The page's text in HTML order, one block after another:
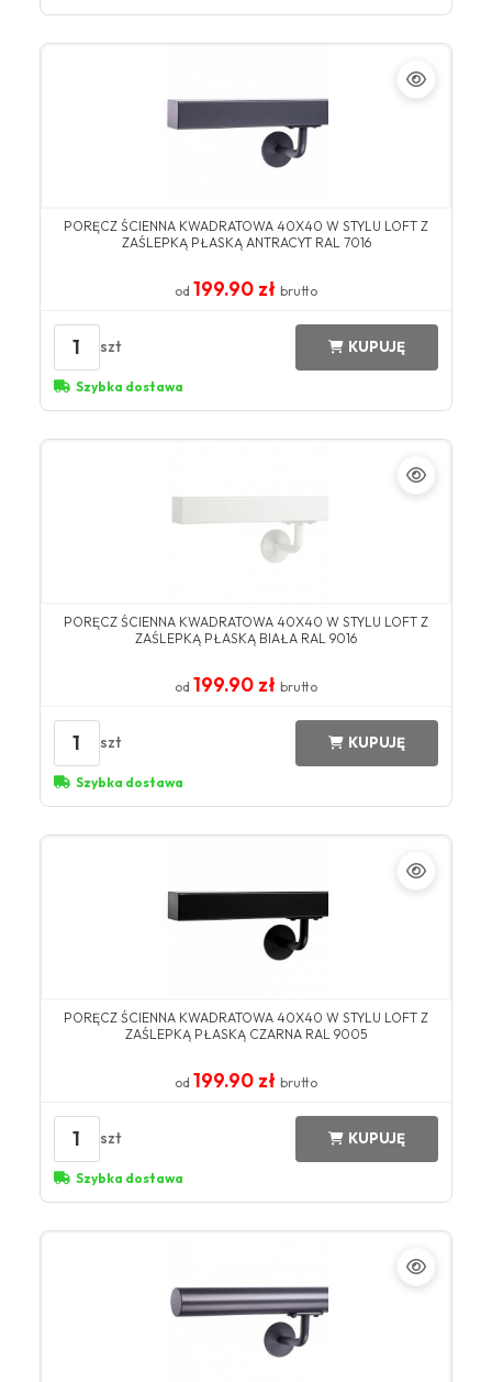
PORĘCZ ŚCIENNA KWADRATOWA 40X40 W STYLU LOFT Z
ZAŚLEPKĄ PŁASKĄ ANTRACYT RAL 7016
od 199.90 zł brutto
1 szt KUPUJĘ
Szybka dostawa
PORĘCZ ŚCIENNA KWADRATOWA 40X40 W STYLU LOFT Z
ZAŚLEPKĄ PŁASKĄ BIAŁA RAL 9016
od 199.90 zł brutto
1 szt KUPUJĘ
Szybka dostawa
PORĘCZ ŚCIENNA KWADRATOWA 40X40 W STYLU LOFT Z
ZAŚLEPKĄ PŁASKĄ CZARNA RAL 9005
od 199.90 zł brutto
1 szt KUPUJĘ
Szybka dostawa